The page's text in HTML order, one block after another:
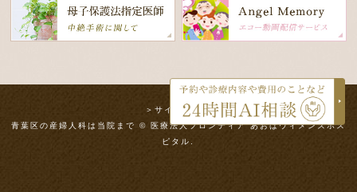
＞サイトマップ
青葉区の産婦人科は当院まで © 医療法人フロンティア あおばウィメンズホス
ピタル.